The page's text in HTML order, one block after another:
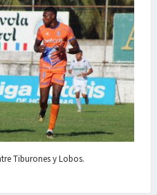
Tiburones y Lobos.